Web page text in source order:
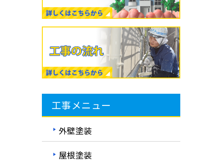
工事メニュー
外壁塗装
屋根塗装